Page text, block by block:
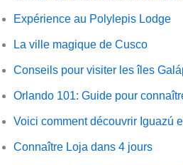
Expérience au Polylepis Lodge
La ville magique de Cusco
Conseils pour visiter les îles
Orlando 101: Guide pour
Voici comment découvrir Iguazú
Connaître Loja dans 4 jours